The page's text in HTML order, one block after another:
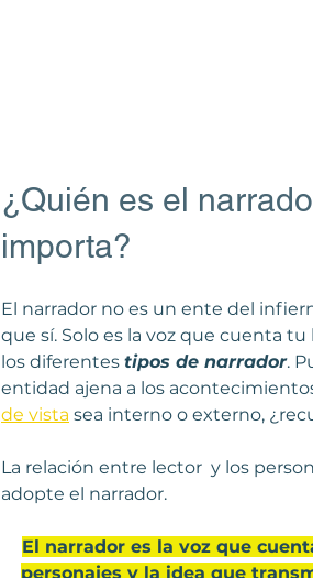
¿Quién es el
importa?
El narrador no es un ente del
que sí. Solo es la voz que cuenta
los diferentes tipos de narrador.
entidad ajena a los
de vista sea interno o externo,
La relación entre lector  y los
adopte el narrador.
El narrador es la voz que
personajes y la idea que